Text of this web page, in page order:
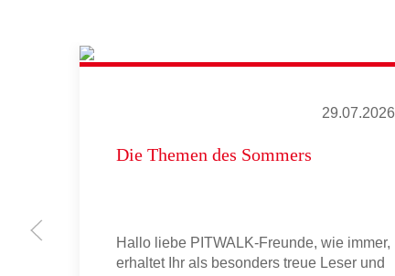
29.07.2026
Die Themen des Sommers
Hallo liebe PITWALK-Freunde, wie immer,
erhaltet Ihr als besonders treue Leser und